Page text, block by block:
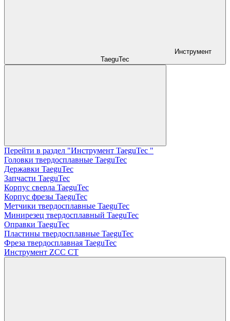
Инструмент
TaeguTec
Перейти в раздел "Инструмент TaeguTec "
Головки твердосплавные TaeguTec
Державки TaeguTec
Запчасти TaeguTec
Корпус сверла TaeguTec
Корпус фрезы TaeguTec
Метчики твердосплавные TaeguTec
Минирезец твердосплавный TaeguTec
Оправки TaeguTec
Пластины твердосплавные TaeguTec
Фреза твердосплавная TaeguTec
Инструмент ZCС CT